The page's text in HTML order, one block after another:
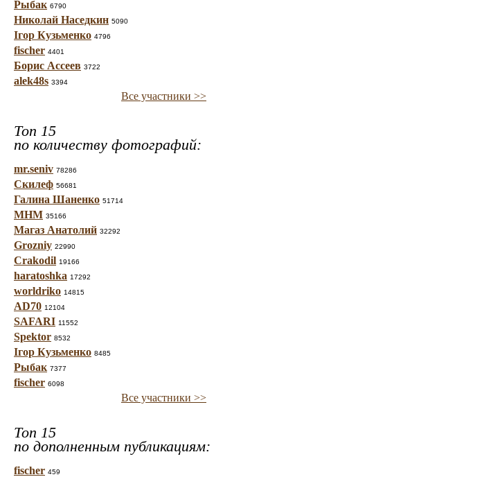
Рыбак 6790
Николай Наседкин 5090
Ігор Кузьменко 4796
fischer 4401
Борис Ассеев 3722
alek48s 3394
Все участники >>
Топ 15
по количеству фотографий:
mr.seniv 78286
Скилеф 56681
Галина Шаненко 51714
МНМ 35166
Магаз Анатолий 32292
Grozniy 22990
Crakodil 19166
haratoshka 17292
worldriko 14815
AD70 12104
SAFARI 11552
Spektor 8532
Ігор Кузьменко 8485
Рыбак 7377
fischer 6098
Все участники >>
Топ 15
по дополненным публикациям:
fischer 459